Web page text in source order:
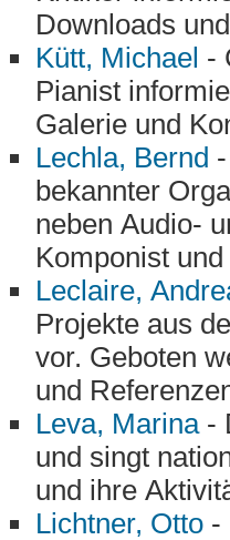
Kütt, Michael -
Pianist informiert mit Biografie, Repertoire, Referenzen,
Galerie und
Lechla, Bernd
bekannter
neben Audio- und Videobeispielen auch
Komponist
Leclaire,
Projekte aus den Bereichen Jazz, Chanson und
vor. Geboten werden Vita,
und
Leva, Marina-
und singt national wie auch international. Sie stellt sich
und ihre
Lichtner, Otto-